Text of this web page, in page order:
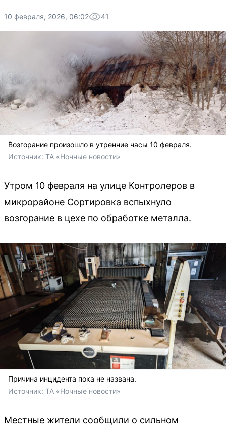
10 февраля, 2026, 06:02 41
Возгорание произошло в утренние часы 10 февраля.
Источник: ТА «Ночные новости»
Утром 10 февраля на улице Контролеров в
микрорайоне Сортировка вспыхнуло
возгорание в цехе по обработке металла.
Причина инцидента пока не названа.
Источник: ТА «Ночные новости»
Местные жители сообщили о сильном